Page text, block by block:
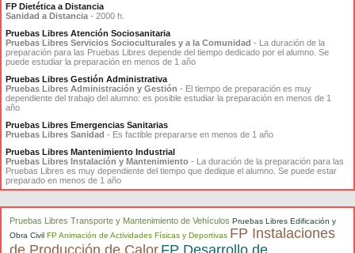
FP Dietética a Distancia
Sanidad a Distancia - 2000 h.
Pruebas Libres Atención Sociosanitaria
Pruebas Libres Servicios Socioculturales y a la Comunidad - La duración de la
preparación para las Pruebas Libres depende del tiempo dedicado por el alumno. Se
puede estudiar la preparación en menos de 1 año
Pruebas Libres Gestión Administrativa
Pruebas Libres Administración y Gestión - El tiempo de preparación es muy
dependiente del trabajo del alumno: es posible estudiar la preparación en menos de 1
año
Pruebas Libres Emergencias Sanitarias
Pruebas Libres Sanidad - Es factible prepararse en menos de 1 año
Pruebas Libres Mantenimiento Industrial
Pruebas Libres Instalación y Mantenimiento - La duración de la preparación para las
Pruebas Libres es muy dependiente del tiempo que dedique el alumno. Se puede estar
preparado en menos de 1 año
Pruebas Libres Transporte y Mantenimiento de Vehículos Pruebas Libres Edificación y
Obra Civil FP Animación de Actividades Físicas y Deportivas FP Instalaciones
de Producción de Calor FP Desarrollo de